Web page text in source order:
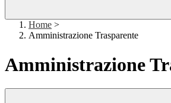
Home >
Amministrazione Trasparente
Amministrazione